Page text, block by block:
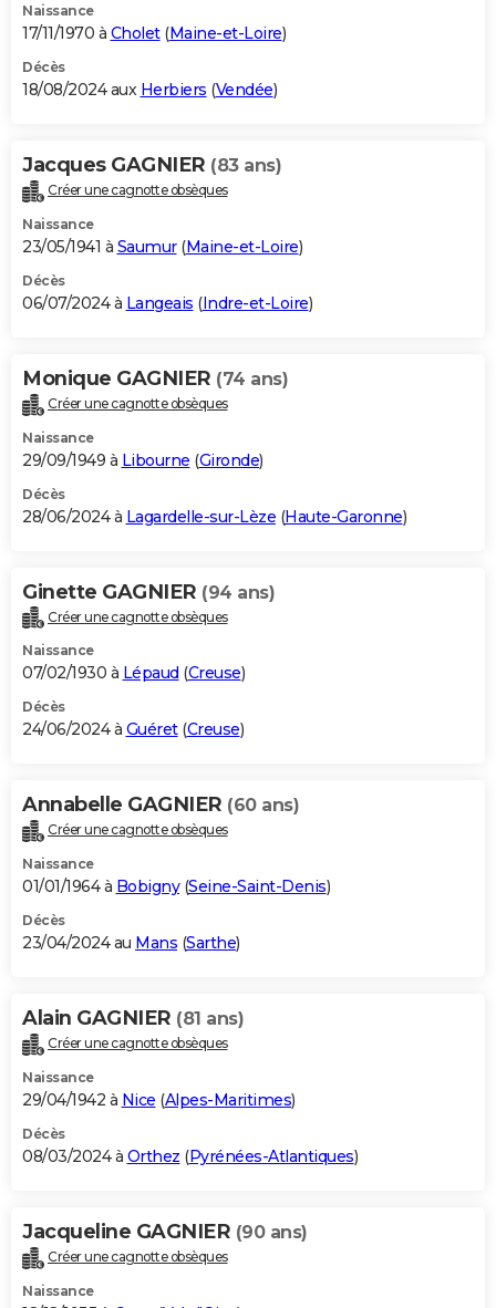
Naissance
17/11/1970 à Cholet(Maine-et-Loire)
Décès
18/08/2024 aux Herbiers (Vendée)
Jacques GAGNIER (83 ans)
Créer une cagnotte obsèques
Naissance
23/05/1941 à Saumur(Maine-et-Loire)
Décès
06/07/2024 à Langeais (Indre-et-Loire)
Monique GAGNIER (74 ans)
Créer une cagnotte obsèques
Naissance
29/09/1949 à Libourne (Gironde)
Décès
28/06/2024 à Lagardelle-sur-Lèze (Haute-Garonne)
Ginette GAGNIER (94 ans)
Créer une cagnotte obsèques
Naissance
07/02/1930 à Lépaud (Creuse)
Décès
24/06/2024 à Guéret(Creuse)
Annabelle GAGNIER (60 ans)
Créer une cagnotte obsèques
Naissance
01/01/1964 à Bobigny(Seine-Saint-Denis)
Décès
23/04/2024 au Mans (Sarthe)
Alain GAGNIER (81 ans)
Créer une cagnotte obsèques
Naissance
29/04/1942 à Nice (Alpes-Maritimes)
Décès
08/03/2024 à Orthez (Pyrénées-Atlantiques)
Jacqueline GAGNIER (90 ans)
Créer une cagnotte obsèques
Naissance